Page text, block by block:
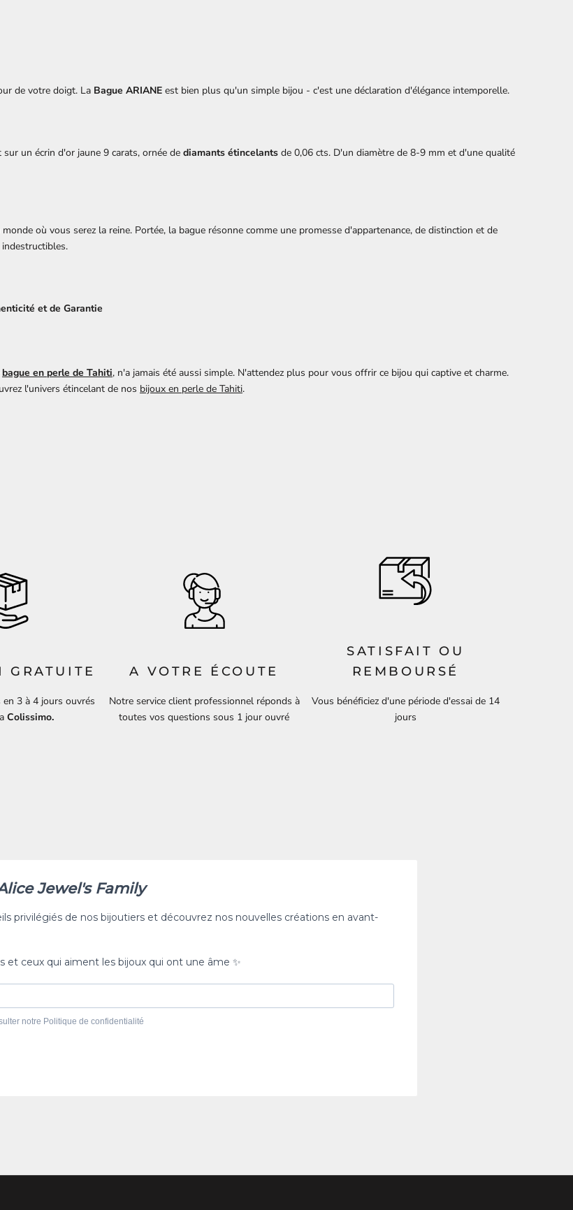
de votre doigt. La Bague ARIANE est bien plus qu'un simple bijou - c'est une déclaration d'élégance intemporelle.
sur un écrin d'or jaune 9 carats, ornée de diamants étincelants de 0,06 cts. D'un diamètre de 8-9 mm et d'une qualité
où vous serez la reine. Portée, la bague résonne comme une promesse d'appartenance, de distinction et de
et de Garantie
bague en perle de Tahiti, n'a jamais été aussi simple. N'attendez plus pour vous offrir ce bijou qui captive et charme.
l'univers étincelant de nos bijoux en perle de Tahiti.
GRATUITE
3 à 4 jours ouvrés
Colissimo.
A VOTRE ÉCOUTE
Notre service client professionnel réponds à
toutes vos questions sous 1 jour ouvré
SATISFAIT OU
REMBOURSÉ
Vous bénéficiez d'une période d'essai de 14
jours
Jewel's Family
privilégiés de nos bijoutiers et découvrez nos nouvelles créations en avant-
et ceux qui aiment les bijoux qui ont une âme ✨
notre Politique de confidentialité